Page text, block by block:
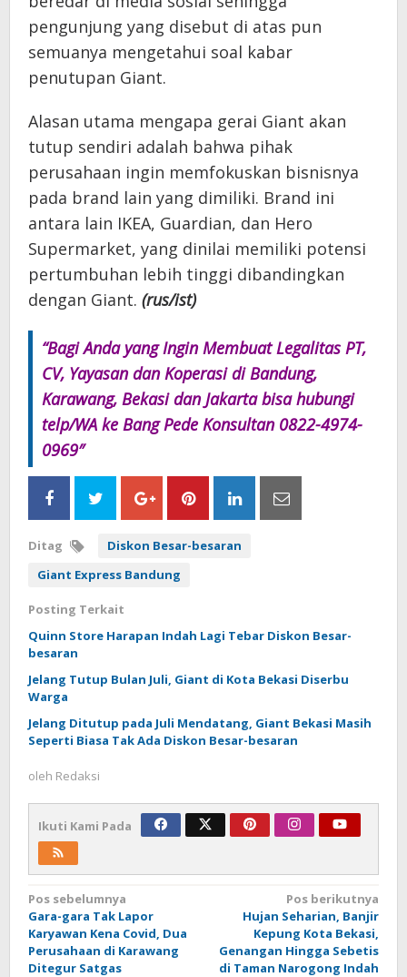
pengunjung yang disebut di atas pun
semuanya mengetahui soal kabar
penutupan Giant.
Alasan utama mengapa gerai Giant akan
tutup sendiri adalah bahwa pihak
perusahaan ingin memfokuskan bisnisnya
pada brand lain yang dimiliki. Brand ini
antara lain IKEA, Guardian, dan Hero
Supermarket, yang dinilai memiliki potensi
pertumbuhan lebih tinggi dibandingkan
dengan Giant. (rus/ist)
“Bagi Anda yang Ingin Membuat Legalitas PT,
CV, Yayasan dan Koperasi di Bandung,
Karawang, Bekasi dan Jakarta bisa hubungi
telp/WA ke Bang Pede Konsultan 0822-4974-
0969″
Ditag
Diskon Besar-besaran
Giant Express Bandung
Posting Terkait
Quinn Store Harapan Indah Lagi Tebar Diskon Besar-
besaran
Jelang Tutup Bulan Juli, Giant di Kota Bekasi Diserbu
Warga
Jelang Ditutup pada Juli Mendatang, Giant Bekasi Masih
Seperti Biasa Tak Ada Diskon Besar-besaran
oleh Redaksi
Ikuti Kami Pada
Navigasi
pos
Pos sebelumnya
Gara-gara Tak Lapor
Karyawan Kena Covid, Dua
Perusahaan di Karawang
Ditegur Satgas
Pos berikutnya
Hujan Seharian, Banjir
Kepung Kota Bekasi,
Genangan Hingga Sebetis
di Taman Narogong Indah